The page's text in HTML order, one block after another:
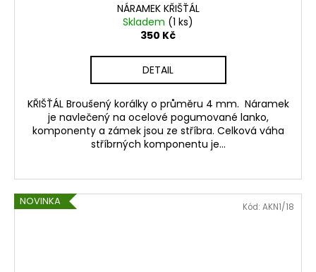
NÁRAMEK KŘIŠŤÁL
Skladem (1 ks)
350 Kč
DETAIL
KŘIŠŤÁL Broušený korálky o průměru 4 mm. Náramek
je navlečený na ocelové pogumované lanko,
komponenty a zámek jsou ze stříbra. Celková váha
stříbrných komponentu je...
NOVINKA Kód: AKN1/18